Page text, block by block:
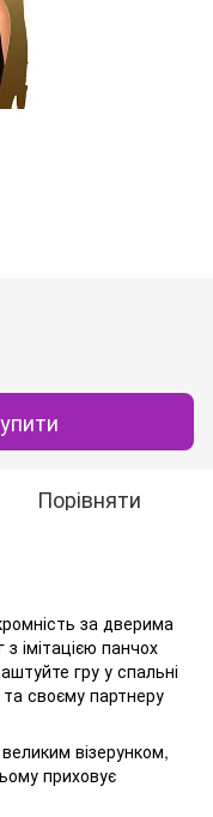
Порівняти
за дверима
з імітацією панчох
гру у спальні
своєму партнеру
візерунком,
приховує